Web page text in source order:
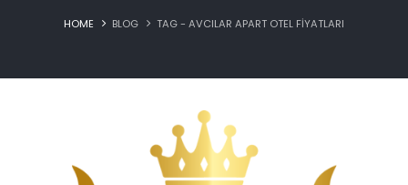
HOME BLOG TAG - AVCILAR APART OTEL FIYATLARI